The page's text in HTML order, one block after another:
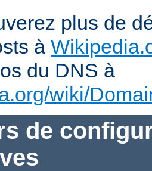
plus de
à
du DNS à
wiki/
de